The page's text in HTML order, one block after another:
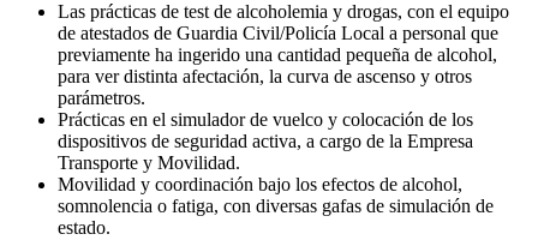
Las prácticas de test de alcoholemia y drogas, con el equipo
de atestados de Guardia Civil/Policía Local a personal que
previamente ha ingerido una cantidad pequeña de alcohol,
para ver distinta afectación, la curva de ascenso y otros
parámetros.
Prácticas en el simulador de vuelco y colocación de los
dispositivos de seguridad activa, a cargo de la Empresa
Transporte y Movilidad.
Movilidad y coordinación bajo los efectos de alcohol,
somnolencia o fatiga, con diversas gafas de simulación de
estado.